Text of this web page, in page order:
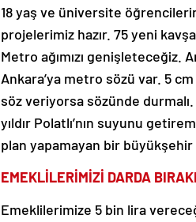
18 yaş ve üniversite
projelerimiz hazır. 75 yeni
Metro ağımızı genişleteceğiz.
Ankara’ya metro sözü var. 5
söz veriyorsa sözünde
yıldır Polatlı’nın suyunu
plan yapamayan bir büyükşehir
EMEKLİLERİMİZİ DARDA
Emeklilerimize 5 bin lira